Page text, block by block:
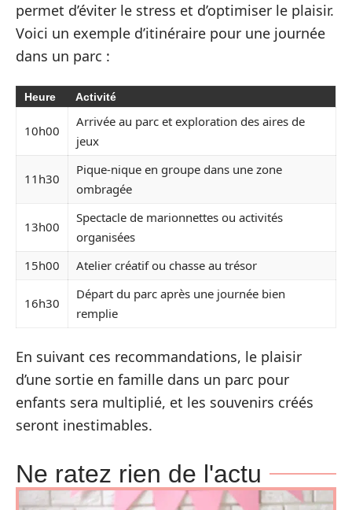
permet d’éviter le stress et d’optimiser le plaisir.
Voici un exemple d’itinéraire pour une journée
dans un parc :
Heure Activité
10h00
Arrivée au parc et exploration des aires de
jeux
11h30
Pique-nique en groupe dans une zone
ombragée
13h00
Spectacle de marionnettes ou activités
organisées
15h00
Atelier créatif ou chasse au trésor
16h30
Départ du parc après une journée bien
remplie
En suivant ces recommandations, le plaisir
d’une sortie en famille dans un parc pour
enfants sera multiplié, et les souvenirs créés
seront inestimables.
Ne ratez rien de l'actu